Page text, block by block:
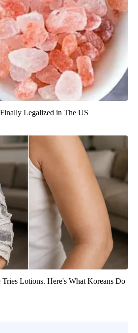
Legalized in The US
Lotions. Here's What Koreans Do